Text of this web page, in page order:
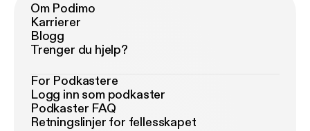
Om Podimo
Karrierer
Blogg
Trenger du hjelp?
For Podkastere
Logg inn som podkaster
Podkaster FAQ
Retningslinjer for fellesskapet